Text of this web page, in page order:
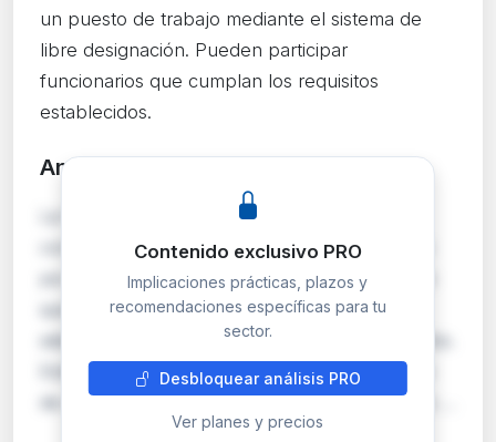
un puesto de trabajo mediante el sistema de
libre designación. Pueden participar
funcionarios que cumplan los requisitos
establecidos.
Análisis detallado
La Presidencia del Consejo de Estado abre
convocatoria para cubrir un puesto de trabajo
por el sistema de libre designación, mecanismo
que permite seleccionar al candidato más
adecuado sin seguir un orden estricto de méritos.
Este sistema se aplica habitualmente a puestos
de especial responsabilidad o confianza dentro …
Contenido exclusivo PRO
Implicaciones prácticas, plazos y
recomendaciones específicas para tu
sector.
Desbloquear análisis PRO
Ver planes y precios